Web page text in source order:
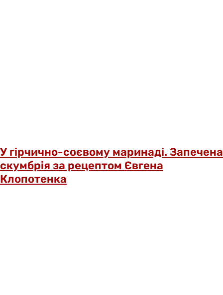
У гірчично-соєвому маринаді. Запечена
скумбрія за рецептом Євгена
Клопотенка